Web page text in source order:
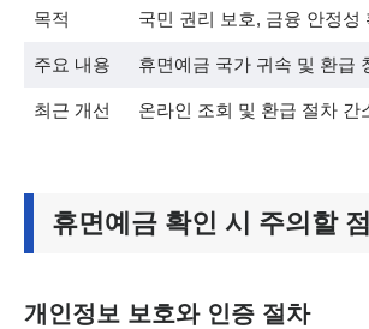
목적 국민 권리 보호, 금융 안정성
주요 내용 휴면예금 국가 귀속 및 환급
최근 개선 온라인 조회 및 환급 절차 간
휴면예금 확인 시 주의할 점
개인정보 보호와 인증 절차